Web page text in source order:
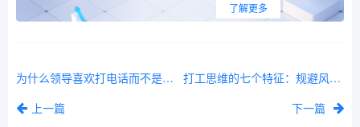
了解更多
为什么领导喜欢打电话而不是发微信？
上一篇
打工思维的七个特征：规避风险、等待指令、用时间换钱、被动接受规则、短期导向、依赖外部认可、将稳定等同于安全。
下一篇